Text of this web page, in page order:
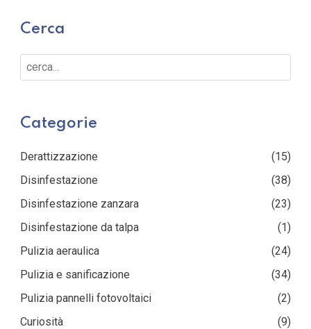
Cerca
Cerca...
Categorie
Derattizzazione
(15)
Disinfestazione
(38)
Disinfestazione zanzara
(23)
Disinfestazione da talpa
(1)
Pulizia aeraulica
(24)
Pulizia e sanificazione
(34)
Pulizia pannelli fotovoltaici
(2)
Curiosità
(9)